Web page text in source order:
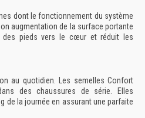
dont le fonctionnement du système
augmentation de la surface portante
pieds vers le cœur et réduit les
au quotidien. Les semelles Confort
des chaussures de série. Elles
de la journée en assurant une parfaite